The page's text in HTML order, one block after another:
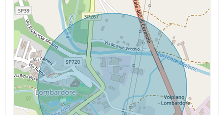
Acqua: Allacciata